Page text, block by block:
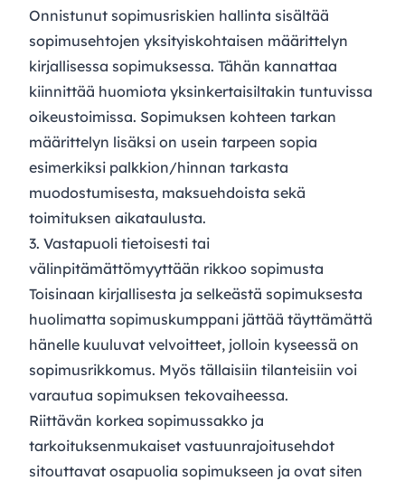
Onnistunut sopimusriskien hallinta sisältää
sopimusehtojen yksityiskohtaisen määrittelyn
kirjallisessa sopimuksessa. Tähän kannattaa
kiinnittää huomiota yksinkertaisiltakin tuntuvissa
oikeustoimissa. Sopimuksen kohteen tarkan
määrittelyn lisäksi on usein tarpeen sopia
esimerkiksi palkkion/hinnan tarkasta
muodostumisesta, maksuehdoista sekä
toimituksen aikataulusta.
3. Vastapuoli tietoisesti tai
välinpitämättömyyttään rikkoo sopimusta
Toisinaan kirjallisesta ja selkeästä sopimuksesta
huolimatta sopimuskumppani jättää täyttämättä
hänelle kuuluvat velvoitteet, jolloin kyseessä on
sopimusrikkomus. Myös tällaisiin tilanteisiin voi
varautua sopimuksen tekovaiheessa.
Riittävän korkea sopimussakko ja
tarkoituksenmukaiset vastuunrajoitusehdot
sitouttavat osapuolia sopimukseen ja ovat siten